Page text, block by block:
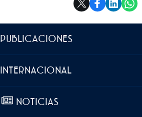
PUBLICACIONES
INTERNACIONAL
NOTICIAS